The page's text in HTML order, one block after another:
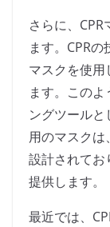
さらに、
ます。CPR
マスクを使用
ます。この
ングツール
用のマスク
設計されてお
提供します。
最近では、